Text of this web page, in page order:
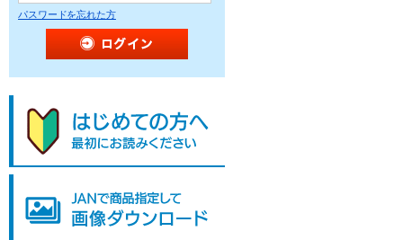
パスワードを忘れた方